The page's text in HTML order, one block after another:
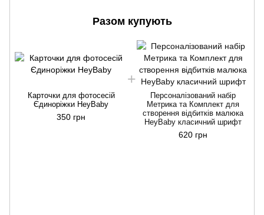
Разом купують
Карточки для фотосесій
Єдиноріжки HeyBaby
350 грн
Персоналізований набір
Метрика та Комплект для
створення відбитків малюка
HeyBaby класичний шрифт
620 грн